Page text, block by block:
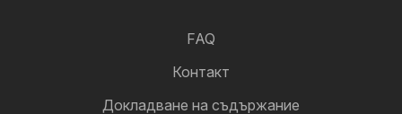
FAQ
Контакт
Докладване на съдържание